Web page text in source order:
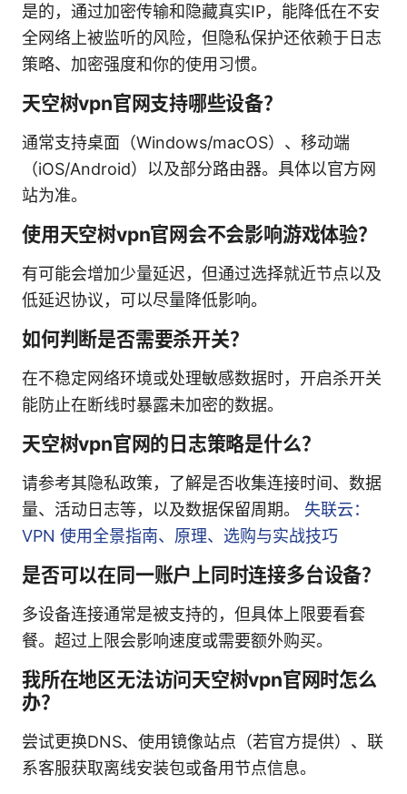
是的，通过加密传输和隐藏真实IP，能降低在不安
全网络上被监听的风险，但隐私保护还依赖于日志
策略、加密强度和你的使用习惯。
天空树vpn官网支持哪些设备？
通常支持桌面（Windows/macOS）、移动端
（iOS/Android）以及部分路由器。具体以官方网
站为准。
使用天空树vpn官网会不会影响游戏体验？
有可能会增加少量延迟，但通过选择就近节点以及
低延迟协议，可以尽量降低影响。
如何判断是否需要杀开关？
在不稳定网络环境或处理敏感数据时，开启杀开关
能防止在断线时暴露未加密的数据。
天空树vpn官网的日志策略是什么？
请参考其隐私政策，了解是否收集连接时间、数据
量、活动日志等，以及数据保留周期。 失联云：
VPN 使用全景指南、原理、选购与实战技巧
是否可以在同一账户上同时连接多台设备？
多设备连接通常是被支持的，但具体上限要看套
餐。超过上限会影响速度或需要额外购买。
我所在地区无法访问天空树vpn官网时怎么
办？
尝试更换DNS、使用镜像站点（若官方提供）、联
系客服获取离线安装包或备用节点信息。